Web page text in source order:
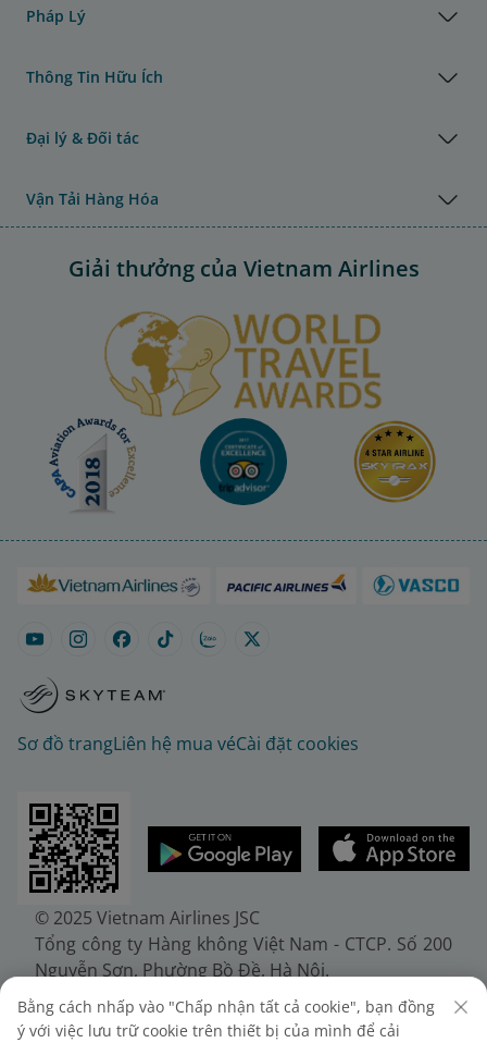
Pháp Lý
Thông Tin Hữu Ích
Đại lý & Đối tác
Vận Tải Hàng Hóa
Giải thưởng của Vietnam Airlines
Sơ đồ trangLiên hệ mua véCài đặt cookies
© 2025 Vietnam Airlines JSC
Tổng công ty Hàng không Việt Nam - CTCP. Số 200
Nguyễn Sơn, Phường Bồ Đề, Hà Nội.
Điện thoại: (+84-24) 38272289. Fax: (+84-24)
38722375
Bằng cách nhấp vào "Chấp nhận tất cả cookie", bạn đồng
ý với việc lưu trữ cookie trên thiết bị của mình để cải